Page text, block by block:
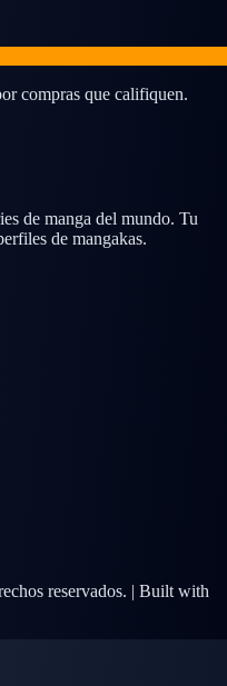
compras que califiquen.
de manga del mundo. Tu
de mangakas.
reservados. | Built with